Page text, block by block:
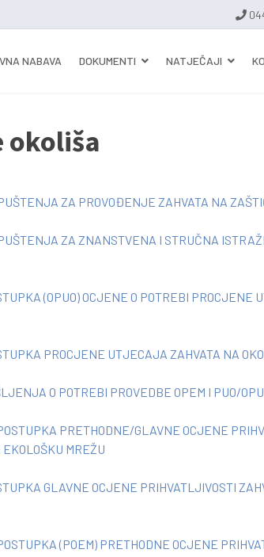
NABAVA DOKUMENTI NATJEČAJI
okoliša
ZA PROVOĐENJE ZAHVATA NA
ZA ZNANSTVENA I STRUČNA
(OPUO) OCJENE O POTREBI PROCJENE
PROCJENE UTJECAJA ZAHVATA NA
O POTREBI PROVEDBE OPEM I PUO/
PRETHODNE/GLAVNE OCJENE
MREŽU
GLAVNE OCJENE PRIHVATLJIVOSTI
(POEM) PRETHODNE OCJENE